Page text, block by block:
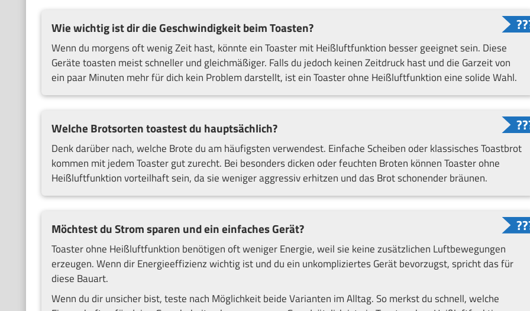
Wie wichtig ist dir die Geschwindigkeit beim Toasten?
Wenn du morgens oft wenig Zeit hast, könnte ein Toaster mit Heißluftfunktion besser geeignet sein. Diese
Geräte toasten meist schneller und gleichmäßiger. Falls du jedoch keinen Zeitdruck hast und die Garzeit von
ein paar Minuten mehr für dich kein Problem darstellt, ist ein Toaster ohne Heißluftfunktion eine solide Wahl.
Welche Brotsorten toastest du hauptsächlich?
Denk darüber nach, welche Brote du am häufigsten verwendest. Einfache Scheiben oder klassisches Toastbrot
kommen mit jedem Toaster gut zurecht. Bei besonders dicken oder feuchten Broten können Toaster ohne
Heißluftfunktion vorteilhaft sein, da sie weniger aggressiv erhitzen und das Brot schonender bräunen.
Möchtest du Strom sparen und ein einfaches Gerät?
Toaster ohne Heißluftfunktion benötigen oft weniger Energie, weil sie keine zusätzlichen Luftbewegungen
erzeugen. Wenn dir Energieeffizienz wichtig ist und du ein unkompliziertes Gerät bevorzugst, spricht das für
diese Bauart.
Wenn du dir unsicher bist, teste nach Möglichkeit beide Varianten im Alltag. So merkst du schnell, welche